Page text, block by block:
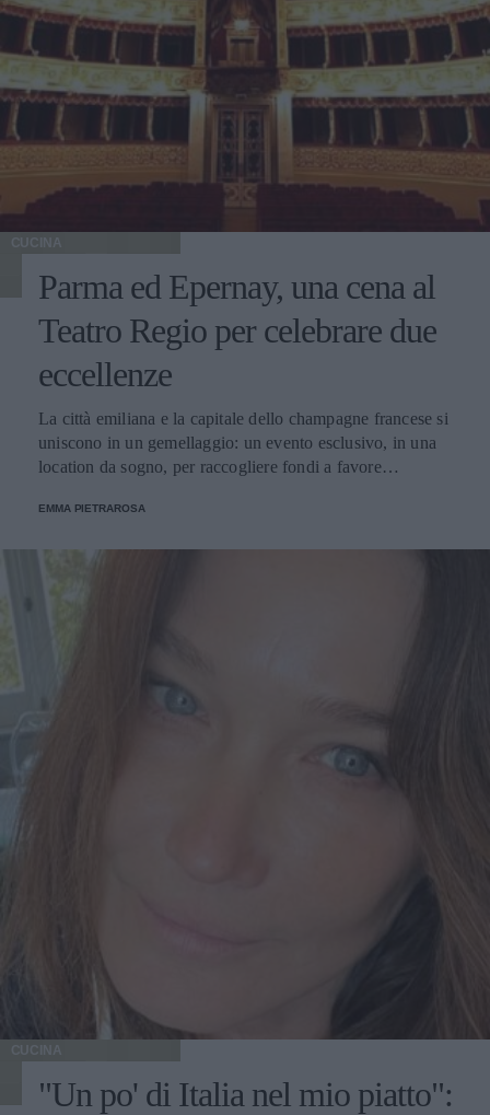
CUCINA
Parma ed Epernay, una cena al
Teatro Regio per celebrare due
eccellenze
La città emiliana e la capitale dello champagne francese si
uniscono in un gemellaggio: un evento esclusivo, in una
location da sogno, per raccogliere fondi a favore
EMMA PIETRAROSA
CUCINA
"Un po' di Italia nel mio piatto":